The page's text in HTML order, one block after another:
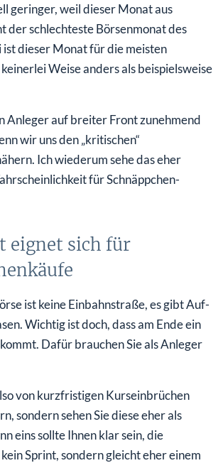
geringer, weil dieser Monat aus
der schlechteste Börsenmonat des
ist dieser Monat für die meisten
Weise anders als beispielsweise
Anleger auf breiter Front zunehmend
wir uns den „kritischen“
Ich wiederum sehe das eher
für Schnäppchen-
eignet sich für
ist keine Einbahnstraße, es gibt Auf-
Wichtig ist doch, dass am Ende ein
Dafür brauchen Sie als Anleger
von kurzfristigen Kurseinbrüchen
sondern sehen Sie diese eher als
eins sollte Ihnen klar sein, die
Sprint, sondern gleicht eher einem